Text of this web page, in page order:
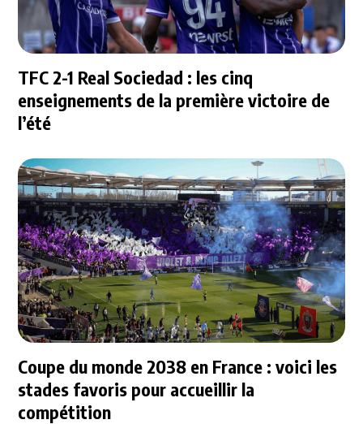
TFC 2-1 Real Sociedad : les cinq
enseignements de la première victoire de
l’été
Coupe du monde 2038 en France : voici les
stades favoris pour accueillir la
compétition